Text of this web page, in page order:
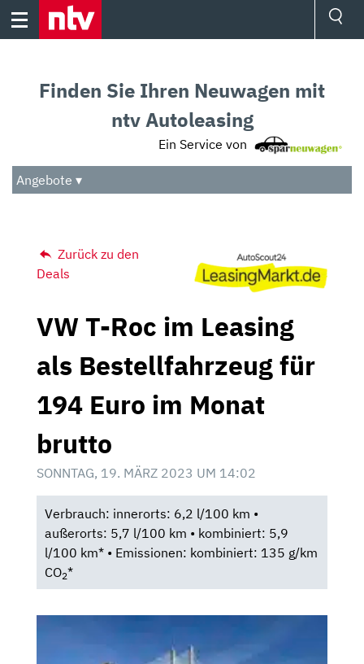
Skip
Audio
Das Beste
Finden Sie Ihren Neuwagen mit
ntv Autoleasing
Ein Service von
Angebote ▾
Zurück zu den
Deals
VW T-Roc im Leasing
als Bestellfahrzeug für
194 Euro im Monat
brutto
SONNTAG, 19. MÄRZ 2023 UM 14:02
Verbrauch: innerorts: 6,2 l/100 km •
außerorts: 5,7 l/100 km • kombiniert: 5,9
l/100 km* • Emissionen: kombiniert: 135 g/km
CO2*